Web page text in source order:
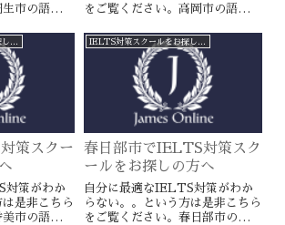
市の語学ス
らより確
ます。海外
方や国内大
い方に是
をご覧ください。高岡市の語学ス
ラインのIELTS対策ならより確
実に目標達成が近づきます。海外
留学や移住をお考えの方や国内大
学受験を有利に進めたい方に是
IELTS対策スクールをお探しの方へ
策スクー
対策がわか
是非こちら
市の語学ス
IELTS対策スクールをお探しの方へ
春日部市でIELTS対策スク
ールをお探しの方へ
自分に最適なIELTS対策がわか
らない。。という方は是非こちら
をご覧ください。春日部市の語学